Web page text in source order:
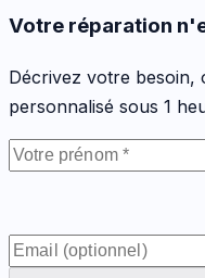
Votre réparation
Décrivez votre besoin,
personnalisé sous 1